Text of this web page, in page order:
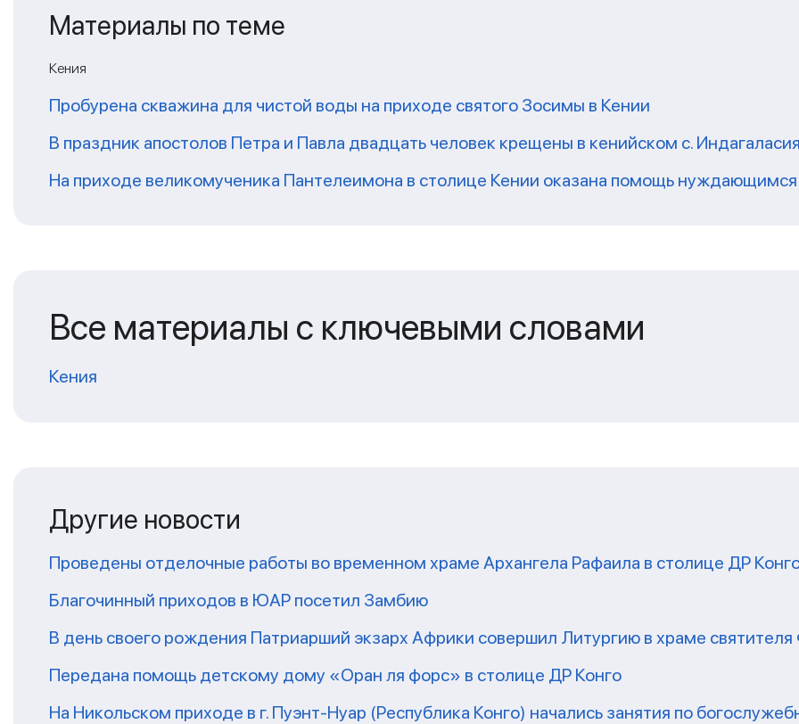
Материалы по теме
Кения
Пробурена скважина для чистой воды на приходе святого Зосимы в Кении
В праздник апостолов Петра и Павла двадцать человек крещены в кенийском с.
На приходе великомученика Пантелеимона в столице Кении оказана помощь нуждающимся
Все материалы с ключевыми словами
Кения
Другие новости
Проведены отделочные работы во временном храме Архангела Рафаила в столице ДР
Благочинный приходов в ЮАР посетил Замбию
В день своего рождения Патриарший экзарх Африки совершил Литургию в храме
Передана помощь детскому дому «Оран ля форс» в столице ДР Конго
На Никольском приходе в г. Пуэнт-Нуар (Республика Конго) начались занятия по